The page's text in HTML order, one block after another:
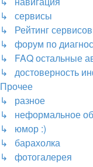
↳ сервисы
↳ Рейтинг сервисов
↳ форум по
↳ FAQ остальные
↳ достоверность
Прочее
↳ разное
↳ неформальное
↳ юмор :)
↳ барахолка
↳ фотогалерея